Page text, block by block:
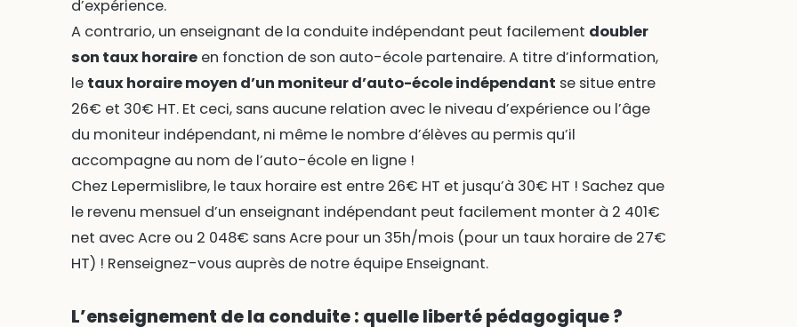
d’expérience.
A contrario, un enseignant de la conduite indépendant peut facilement doubler
son taux horaireen fonction de son auto-école partenaire. A titre d’information,
le taux horaire moyen d’un moniteur d’auto-école indépendant se situe entre
26€ et 30€ HT. Et ceci, sans aucune relation avec le niveau d’expérience ou l’âge
du moniteur indépendant, ni même le nombre d’élèves au permis qu’il
accompagne au nom de l’auto-école en ligne !
Chez Lepermislibre, le taux horaire est entre 26€ HT et jusqu’à 30€ HT ! Sachez que
le revenu mensuel d’un enseignant indépendant peut facilement monter à 2 401€
net avec Acre ou 2 048€ sans Acre pour un 35h/mois (pour un taux horaire de 27€
HT) ! Renseignez-vous auprès de notre équipe Enseignant.
L’enseignement de la conduite : quelle liberté pédagogique ?